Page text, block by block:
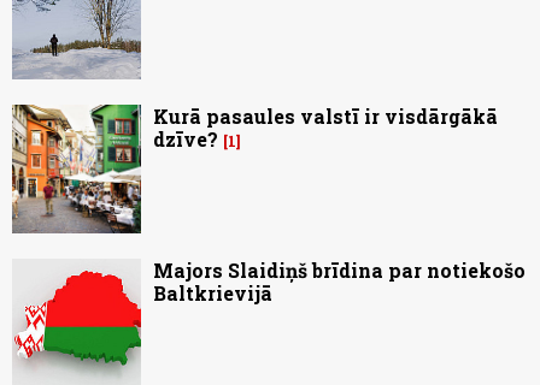
Kurā pasaules valstī ir visdārgākā
dzīve?
1
Majors Slaidiņš brīdina par notiekošo
Baltkrievijā